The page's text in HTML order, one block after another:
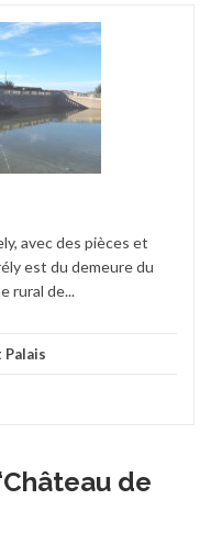
avec des pièces et
est du demeure du
rural de...
Palais
Château de